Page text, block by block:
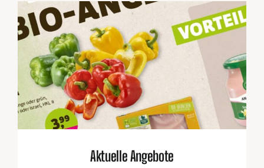
Aktuelle Angebote